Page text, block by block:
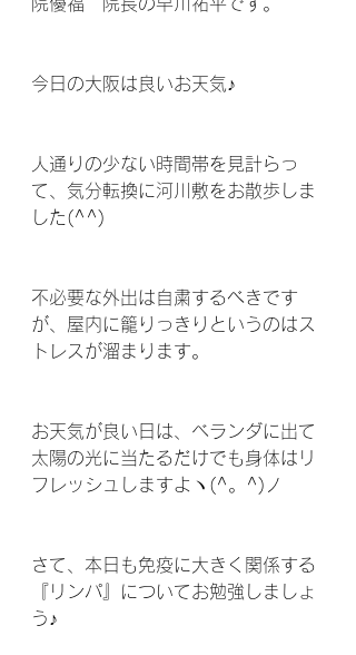
今日の大阪は良いお天気♪
人通りの少ない時間帯を見計らっ
て、気分転換に河川敷をお散歩しま
した(^^)
不必要な外出は自粛するべきです
が、屋内に籠りっきりというのはス
トレスが溜まります。
お天気が良い日は、ベランダに出て
太陽の光に当たるだけでも身体はリ
フレッシュしますよヽ(^。^)ノ
さて、本日も免疫に大きく関係する
『リンパ』についてお勉強しましょ
う♪